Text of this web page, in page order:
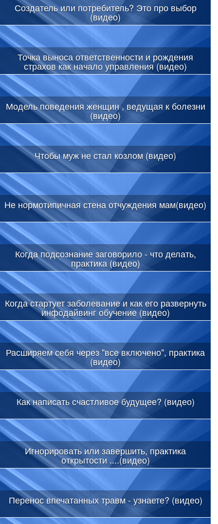
Создатель или потребитель? Это про выбор
(видео)
Точка выноса ответственности и рождения
страхов как начало управления (видео)
Модель поведения женщин , ведущая к болезни
(видео)
Чтобы муж не стал козлом (видео)
Не нормотипичная стена отчуждения мам(видео)
Когда подсознание заговорило - что делать,
практика (видео)
Когда стартует заболевание и как его развернуть
инфодайвинг обучение (видео)
Расширяем себя через "все включено", практика
(видео)
Как написать счастливое будущее? (видео)
Игнорировать или завершить, практика
открытости ....(видео)
Перенос впечатанных травм - узнаете? (видео)